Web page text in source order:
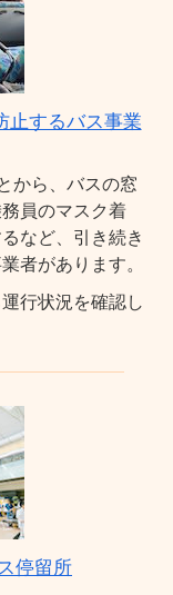
止するバス事業
から、バスの窓
員のマスク着
など、引き続き
者があります。
行状況を確認し
停留所